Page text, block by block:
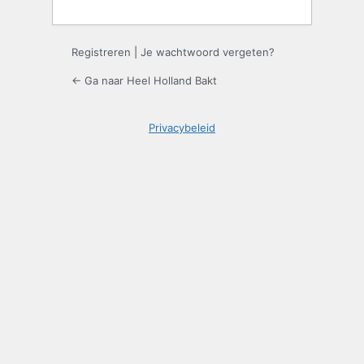
Registreren Je wachtwoord vergeten?
← Ga naar Heel Holland Bakt
Privacybeleid